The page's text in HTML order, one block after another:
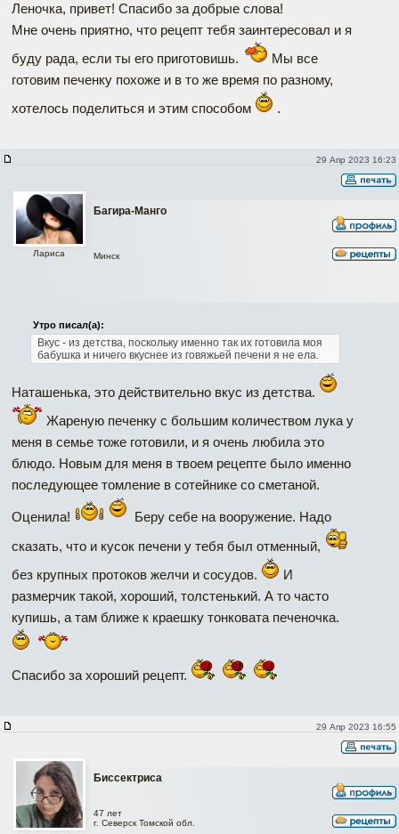
Леночка, привет! Спасибо за добрые слова!
Мне очень приятно, что рецепт тебя заинтересовал и я
буду рада, если ты его приготовишь.
Мы все
готовим печенку похоже и в то же время по разному,
хотелось поделиться и этим способом
.
29 Апр 2023 16:23
Багира-Манго
Лариса Минск
Утро писал(а):
Вкус - из детства, поскольку именно так их готовила моя
бабушка и ничего вкуснее из говяжьей печени я не ела.
Наташенька, это действительно вкус из детства.
Жареную печенку с большим количеством лука у
меня в семье тоже готовили, и я очень любила это
блюдо. Новым для меня в твоем рецепте было именно
последующее томление в сотейнике со сметаной.
Оценила!
Беру себе на вооружение. Надо
сказать, что и кусок печени у тебя был отменный,
без крупных протоков желчи и сосудов.
И
размерчик такой, хороший, толстенький. А то часто
купишь, а там ближе к краешку тонковата печеночка.
Спасибо за хороший рецепт.
29 Апр 2023 16:55
Биссектриса
47 лет
г. Северск Томской обл.